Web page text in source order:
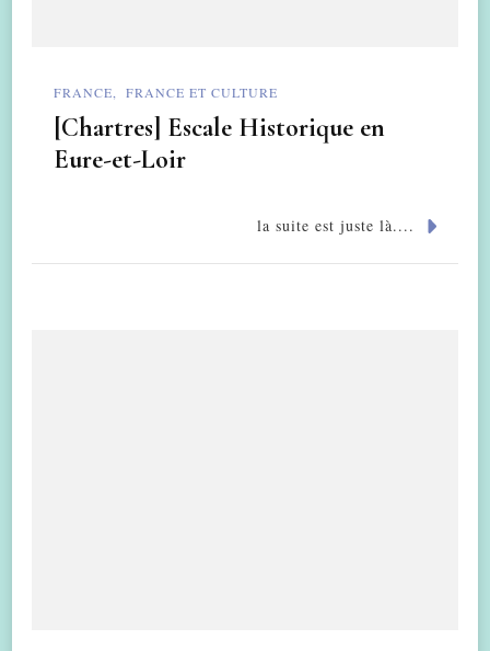
FRANCE FRANCE ET CULTURE
[Chartres] Escale Historique en
Eure-et-Loir
la suite est juste là....